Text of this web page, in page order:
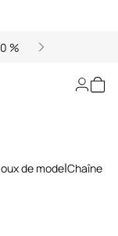
%
de mode Chaîne